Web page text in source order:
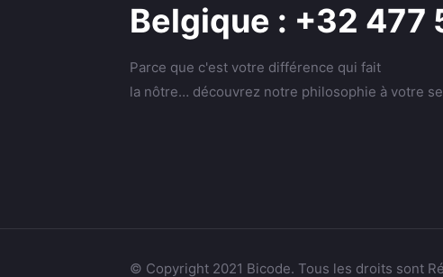
Belgique : +32 477
Parce que c'est votre différence qui fait
la nôtre… découvrez notre philosophie à votre
© Copyright 2021 Bicode. Tous les droits sont